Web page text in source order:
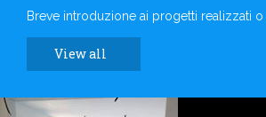
Breve introduzione ai progetti realizzati o
View all